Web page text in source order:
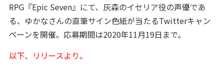
RPG『Epic Seven』にて、灰森のイセリア役の声優であ
る、ゆかなさんの直筆サイン色紙が当たるTwitterキャン
ペーンを開催。応募期間は2020年11月19日まで。
以下、リリースより。